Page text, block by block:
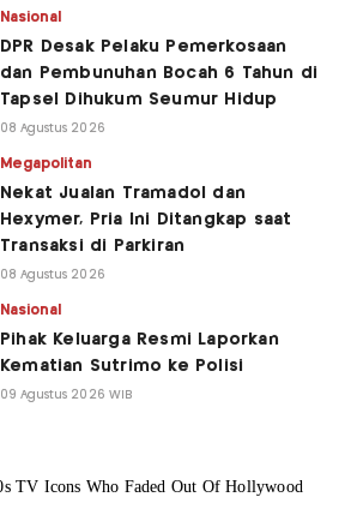
Nasional
DPR Desak Pelaku Pemerkosaan
dan Pembunuhan Bocah 6 Tahun di
Tapsel Dihukum Seumur Hidup
08 Agustus 2026
Megapolitan
Nekat Jualan Tramadol dan
Hexymer, Pria Ini Ditangkap saat
Transaksi di Parkiran
08 Agustus 2026
Nasional
Pihak Keluarga Resmi Laporkan
Kematian Sutrimo ke Polisi
09 Agustus 2026 WIB